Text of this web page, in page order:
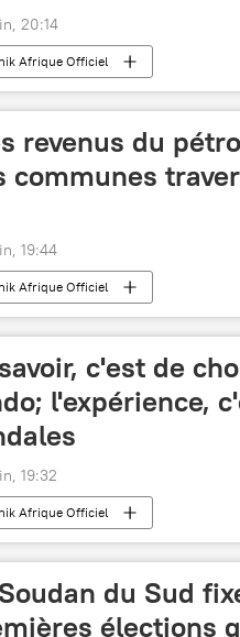
20:14
Afrique Officiel
revenus du
communes
19:44
Afrique Officiel
c'est de
l'expérience,
19:32
Afrique Officiel
du Sud
élections